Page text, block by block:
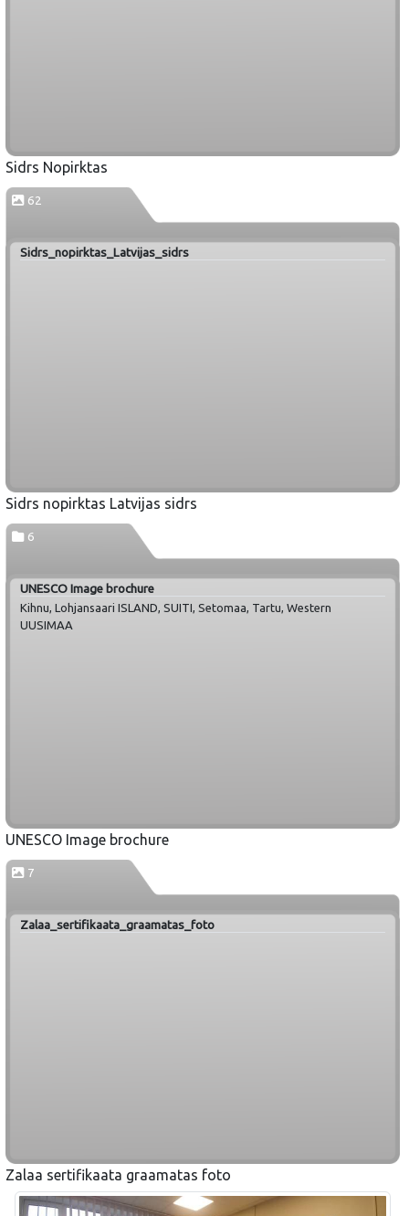
Sidrs Nopirktas
62
Sidrs_nopirktas_Latvijas_sidrs
Sidrs nopirktas Latvijas sidrs
6
UNESCO Image brochure
Kihnu, Lohjansaari ISLAND, SUITI, Setomaa, Tartu, Western
UUSIMAA
UNESCO Image brochure
7
Zalaa_sertifikaata_graamatas_foto
Zalaa sertifikaata graamatas foto